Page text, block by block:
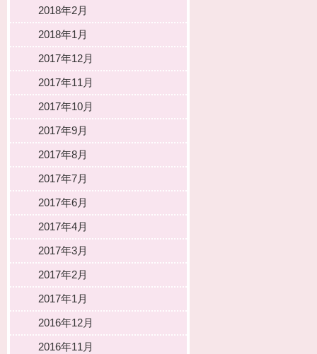
2018年2月
2018年1月
2017年12月
2017年11月
2017年10月
2017年9月
2017年8月
2017年7月
2017年6月
2017年4月
2017年3月
2017年2月
2017年1月
2016年12月
2016年11月